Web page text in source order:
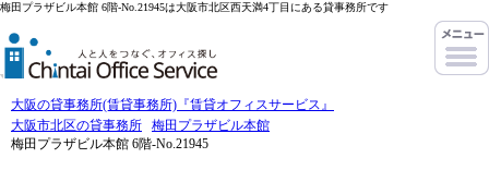
梅田プラザビル本館 6階-No.21945は大阪市北区西天満4丁目にある貸事務所です
大阪の貸事務所(賃貸事務所)『賃貸オフィスサービス』
大阪市北区の貸事務所
梅田プラザビル本館
梅田プラザビル本館 6階-No.21945